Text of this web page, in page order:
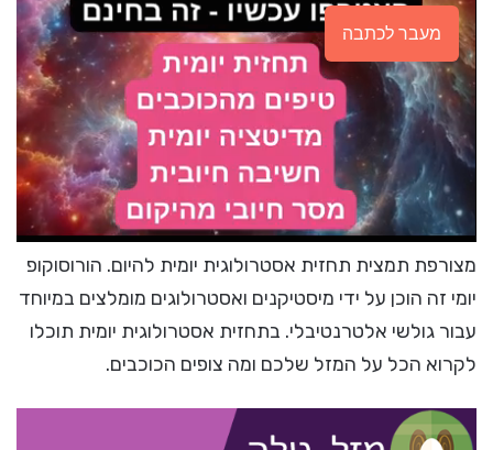
מעבר לכתבה
מצורפת תמצית תחזית אסטרולוגית יומית להיום. הורוסוקופ
יומי זה הוכן על ידי מיסטיקנים ואסטרולוגים מומלצים במיוחד
עבור גולשי אלטרנטיבלי. בתחזית אסטרולוגית יומית תוכלו
לקרוא הכל על המזל שלכם ומה צופים הכוכבים.